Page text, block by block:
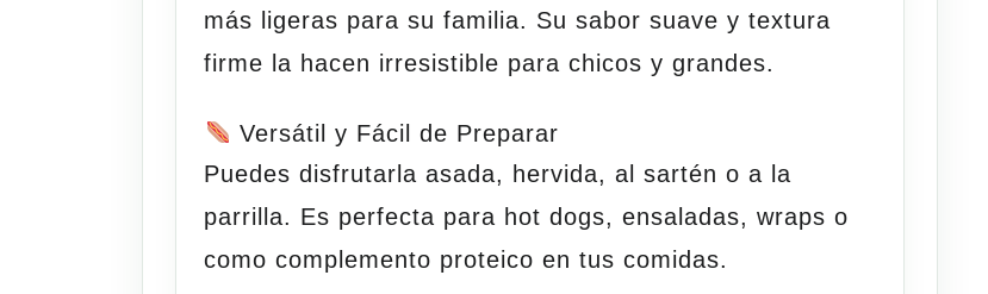
más ligeras para su familia. Su sabor suave y textura
firme la hacen irresistible para chicos y grandes.
Versátil y Fácil de Preparar
Puedes disfrutarlaasada, hervida, al sartén o a la
parrilla. Es perfecta para hot dogs, ensaladas, wraps o
como complemento proteico en tus comidas.